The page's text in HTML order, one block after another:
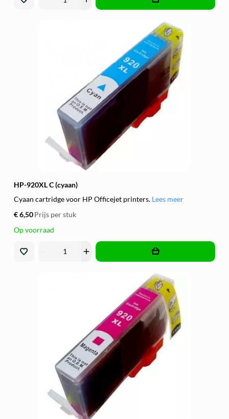
HP-920XL C (cyaan)
Cyaan cartridge voor HP Officejet printers. Lees meer
€ 6,50Prijs per stuk
Op voorraad
add